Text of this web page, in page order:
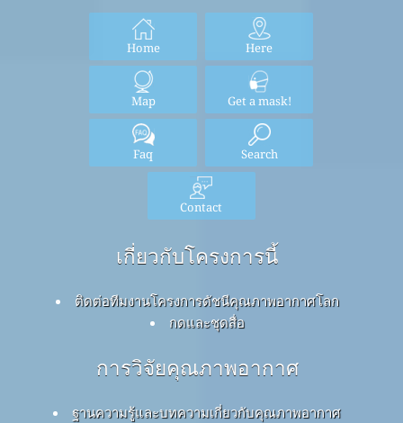
Home Here
Map Get a mask!
Faq Search
Contact
เกี่ยวกับโครงการนี้
ติดต่อทีมงานโครงการดัชนีคุณภาพอากาศโลก
กดและชุดสื่อ
การวิจัยคุณภาพอากาศ
ฐานความรู้และบทความเกี่ยวกับคุณภาพอากาศ